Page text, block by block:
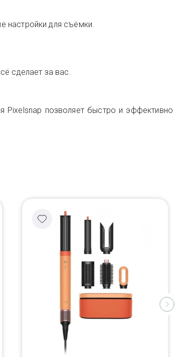
настройки для съёмки.
сделает за вас.
Pixelsnap позволяет быстро и эффективно